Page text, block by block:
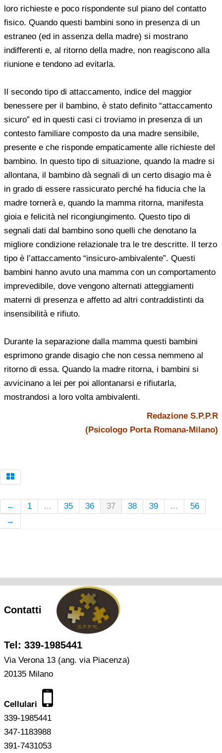
loro richieste e poco rispondente sul piano del contatto
fisico. Quando questi bambini sono in presenza di un
estraneo (ed in assenza della madre) si mostrano
indifferenti e, al ritorno della madre, non reagiscono alla
riunione e tendono ad evitarla.
Il secondo tipo di attaccamento, indice del maggior
benessere per il bambino, è stato definito “attaccamento
sicuro” ed in questi casi ci troviamo in presenza di un
contesto familiare composto da una madre sensibile,
presente e che risponde empaticamente alle richieste del
bambino. In questo tipo di situazione, quando la madre si
allontana, il bambino dà segnali di un certo disagio ma è
in grado di essere rassicurato perché ha fiducia che la
madre tornerà e, quando la mamma ritorna, manifesta
gioia e felicità nel ricongiungimento. Questo tipo di
segnali dati dal bambino sono quelli che denotano la
migliore condizione relazionale tra le tre descritte. Il terzo
tipo è l’attaccamento “insicuro-ambivalente”. Questi
bambini hanno avuto una mamma con un comportamento
imprevedibile, dove vengono alternati atteggiamenti
materni di presenza e affetto ad altri contraddistinti da
insensibilità e rifiuto.
Durante la separazione dalla mamma questi bambini
esprimono grande disagio che non cessa nemmeno al
ritorno di essa. Quando la madre ritorna, i bambini si
avvicinano a lei per poi allontanarsi e rifiutarla,
mostrandosi a loro volta ambivalenti.
Redazione S.P.P.R
(Psicologo Porta Romana-Milano)
← 1 ... 35 36 37 38 39 ...
56
→
Contatti
Tel: 339-1985441
Via Verona 13 (ang. via Piacenza)
20135 Milano
Cellulari
339-1985441
347-1183988
391-7431053